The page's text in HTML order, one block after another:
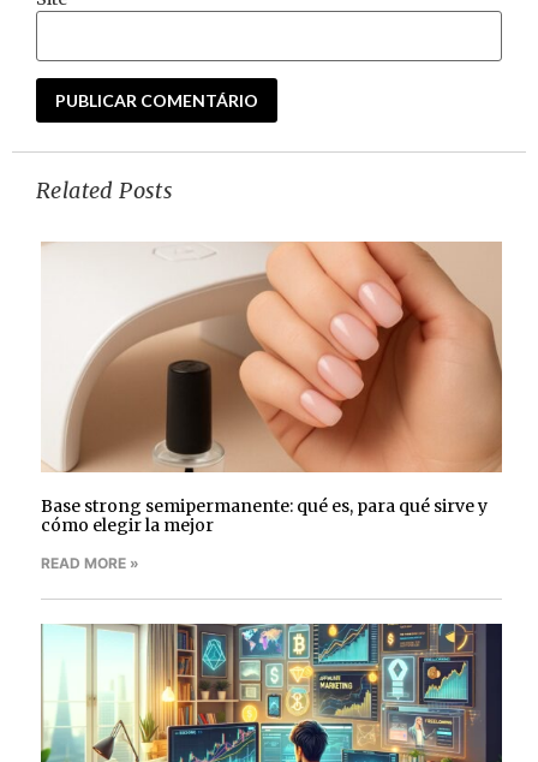
Related Posts
Base strong semipermanente: qué es, para qué sirve y
cómo elegir la mejor
READ MORE »